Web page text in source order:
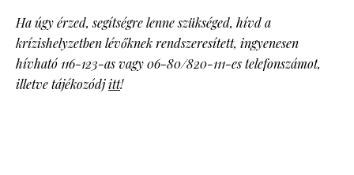
Ha úgy érzed, segítségre lenne szükséged, hívd a
krízishelyzetben lévőknek rendszeresített, ingyenesen
hívható 116-123-as vagy 06-80/820-111-es telefonszámot,
illetve tájékozódjitt!